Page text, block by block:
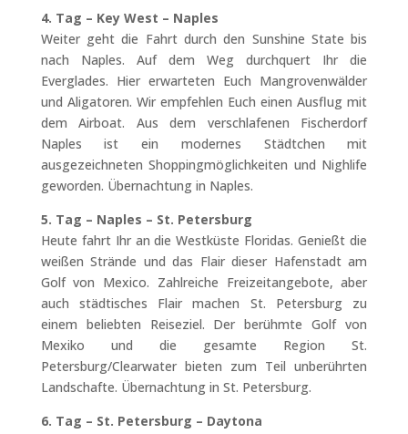
4. Tag – Key West – Naples
Weiter geht die Fahrt durch den Sunshine State bis
nach Naples. Auf dem Weg durchquert Ihr die
Everglades. Hier erwarteten Euch Mangrovenwälder
und Aligatoren. Wir empfehlen Euch einen Ausflug mit
dem Airboat. Aus dem verschlafenen Fischerdorf
Naples ist ein modernes Städtchen mit
ausgezeichneten Shoppingmöglichkeiten und Nighlife
geworden. Übernachtung in Naples.
5. Tag – Naples – St. Petersburg
Heute fahrt Ihr an die Westküste Floridas. Genießt die
weißen Strände und das Flair dieser Hafenstadt am
Golf von Mexico. Zahlreiche Freizeitangebote, aber
auch städtisches Flair machen St. Petersburg zu
einem beliebten Reiseziel. Der berühmte Golf von
Mexiko und die gesamte Region St.
Petersburg/Clearwater bieten zum Teil unberührten
Landschafte. Übernachtung in St. Petersburg.
6. Tag – St. Petersburg – Daytona